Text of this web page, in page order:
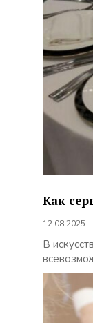
Как
12.08.2025
В